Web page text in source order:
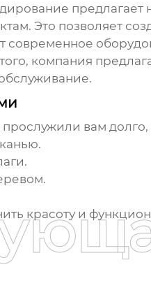
предлагает
Это позволяет
компания
прослужили вам
красоту и